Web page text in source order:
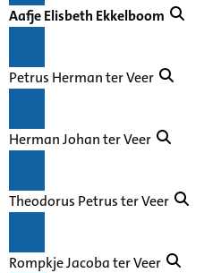
Aafje Elisbeth Ekkelboom
Petrus Herman ter Veer
Herman Johan ter Veer
Theodorus Petrus ter Veer
Rompkje Jacoba ter Veer